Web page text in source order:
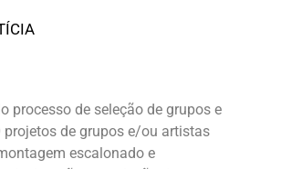
processo de seleção de grupos e
de grupos e/ou artistas
escalonado e